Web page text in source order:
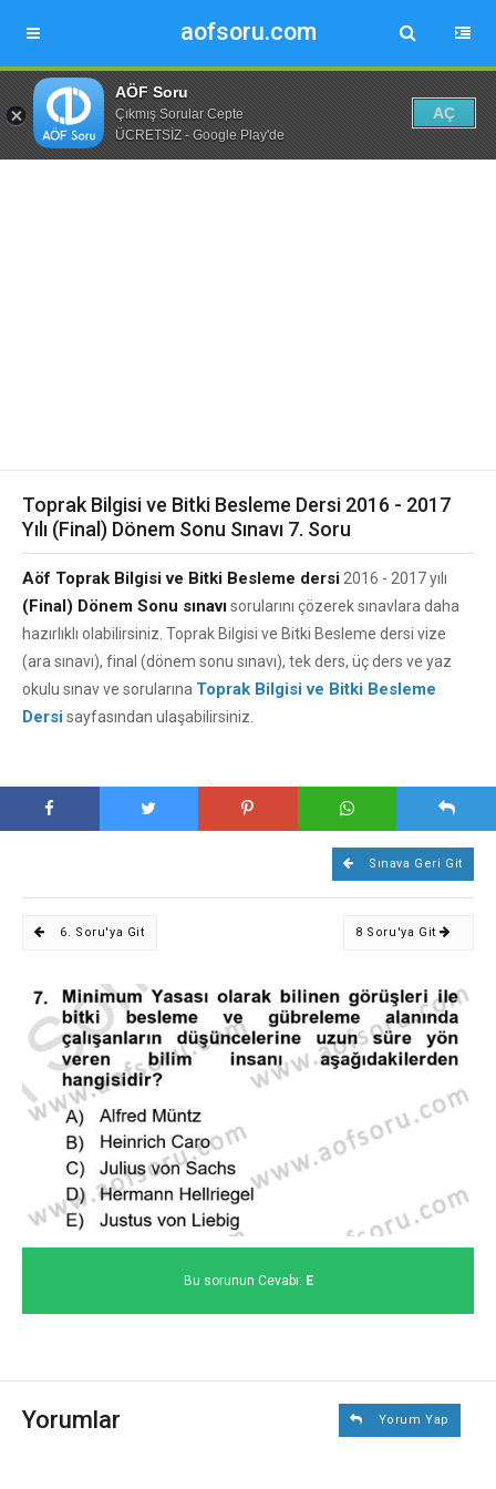
aofsoru.com
AÖF Soru
Çıkmış Sorular Cepte
ÜCRETSİZ - Google Play'de
AÇ
Toprak Bilgisi ve Bitki Besleme Dersi 2016 - 2017
Yılı (Final) Dönem Sonu Sınavı 7. Soru
Aöf Toprak Bilgisi ve Bitki Besleme dersi 2016 - 2017 yılı
(Final) Dönem Sonu sınavısorularını çözerek sınavlara daha
hazırlıklı olabilirsiniz. Toprak Bilgisi ve Bitki Besleme dersi vize
(ara sınavı), final (dönem sonu sınavı), tek ders, üç ders ve yaz
okulu sınav ve sorularına Toprak Bilgisi ve Bitki Besleme
Dersisayfasından ulaşabilirsiniz.
Sınava Geri Git
6. Soru'ya Git 8 Soru'ya Git
Bu sorunun Cevabı: E
Yorumlar Yorum Yap